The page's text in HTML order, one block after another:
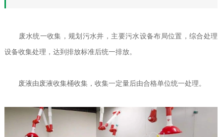
废水统一收集，规划污水井，主要污水设备布局位置，综合处理
设备收集处理，达到排放标准后统一排放。
废液由废液收集桶收集，收集一定量后由合格单位统一处理。